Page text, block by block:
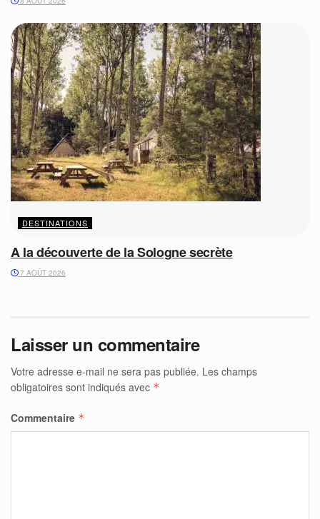
DESTINATIONS
A la découverte de la Sologne secrète
7 AOÛT 2026
Laisser un commentaire
Votre adresse e-mail ne sera pas publiée. Les champs
obligatoires sont indiqués avec *
Commentaire *